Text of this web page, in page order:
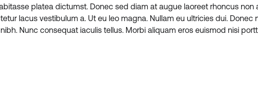
platea dictumst. Donec sed diam at augue laoreet rhoncus non
lacus vestibulum a. Ut eu leo magna. Nullam eu ultricies dui. Donec
Nunc consequat iaculis tellus. Morbi aliquam eros euismod nisi